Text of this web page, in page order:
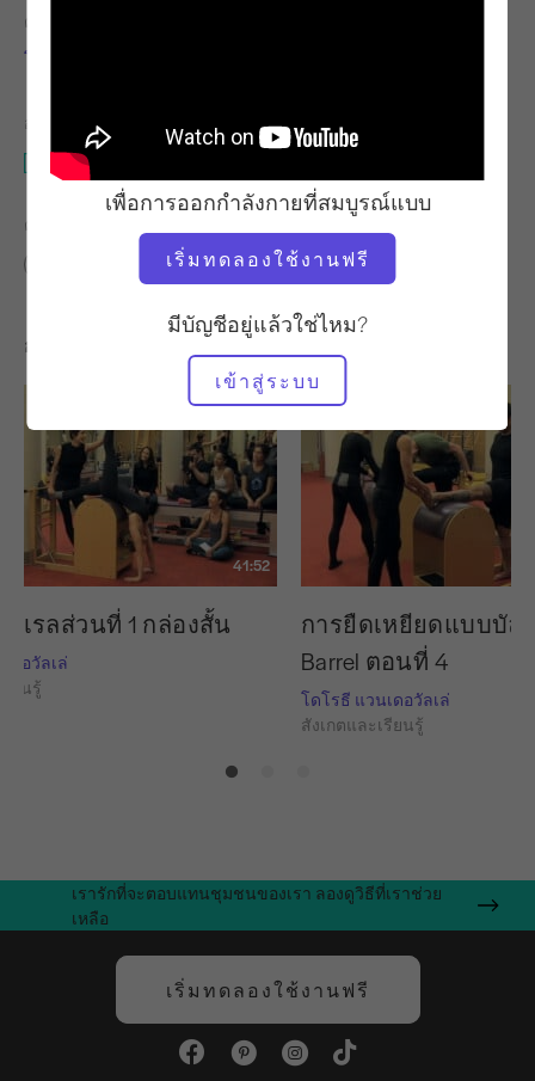
เพื่อการออกกำลังกายที่สมบูรณ์แบบ
เริ่มทดลองใช้งานฟรี
มีบัญชีอยู่แล้วใช่ไหม?
เข้าสู่ระบบ
ครู
โดโรธี แวนเดอวัลเล่
อุปกรณ์ที่ต้องใช้
เสื่อ
ค้นหาชั้นเรียนที่คล้ายคลึงกันสำหรับ
40 - 50 นาที 50 - 60 นาที
การออกกำลังกายอื่น ๆ ที่คุณอาจชอบ
41:52
เรลส่วนที่ 1 กล่องสั้น
ดอวัลเล่
ยนรู้
การยืดเหยียดแบบบัลเ
Barrel ตอนที่ 4
โดโรธี แวนเดอวัลเล่
สังเกตและเรียนรู้
เรารักที่จะตอบแทนชุมชนของเรา ลองดูวิธีที่เราช่วย
เหลือ
เริ่มทดลองใช้งานฟรี